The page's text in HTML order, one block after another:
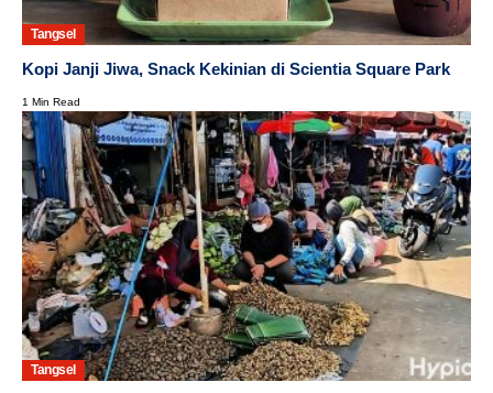
Tangsel
Kopi Janji Jiwa, Snack Kekinian di Scientia Square Park
1 Min Read
Tangsel